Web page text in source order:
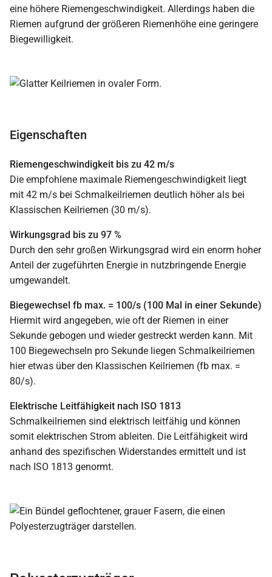
eine höhere Riemengeschwindigkeit. Allerdings haben die
Riemen aufgrund der größeren Riemenhöhe eine geringere
Biegewilligkeit.
Eigenschaften
Riemengeschwindigkeit bis zu 42 m/s
Die empfohlene maximale Riemengeschwindigkeit liegt
mit 42 m/s bei Schmalkeilriemen deutlich höher als bei
Klassischen Keilriemen (30 m/s).
Wirkungsgrad bis zu 97 %
Durch den sehr großen Wirkungsgrad wird ein enorm hoher
Anteil der zugeführten Energie in nutzbringende Energie
umgewandelt.
Biegewechsel fb max. = 100/s (100 Mal in einer Sekunde)
Hiermit wird angegeben, wie oft der Riemen in einer
Sekunde gebogen und wieder gestreckt werden kann. Mit
100 Biegewechseln pro Sekunde liegen Schmalkeilriemen
hier etwas über den Klassischen Keilriemen (fb max. =
80/s).
Elektrische Leitfähigkeit nach ISO 1813
Schmalkeilriemen sind elektrisch leitfähig und können
somit elektrischen Strom ableiten. Die Leitfähigkeit wird
anhand des spezifischen Widerstandes ermittelt und ist
nach ISO 1813 genormt.